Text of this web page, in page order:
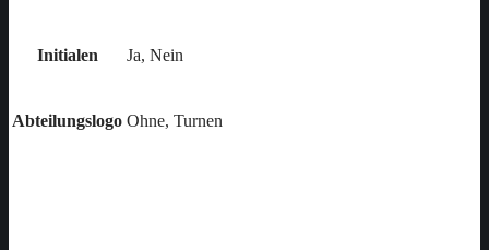
Initialen Ja, Nein
Abteilungslogo Ohne, Turnen